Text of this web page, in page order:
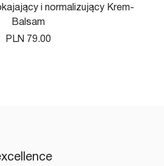
i normalizujący Krem-
Balsam
Price
PLN 79.00